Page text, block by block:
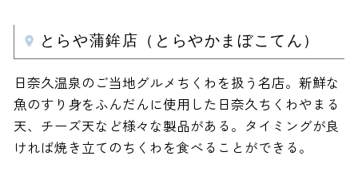
とらや蒲鉾店（とらやかまぼこてん）
日奈久温泉のご当地グルメちくわを扱う名店。新鮮な
魚のすり身をふんだんに使用した日奈久ちくわやまる
天、チーズ天など様々な製品がある。タイミングが良
ければ焼き立てのちくわを食べることができる。